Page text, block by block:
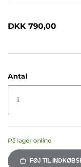
DKK 790,00
Antal
1
På lager online
FØJ TIL